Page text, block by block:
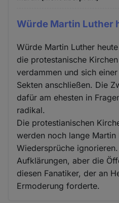
Würde Martin Luther
Würde Martin Luther
die protestanische
verdammen und sich
Sekten anschließen. Die
dafür am ehesten in
radikal.
Die protestianischen
werden noch lange
Wiedersprüche
Aufklärungen, aber die
diesen Fanatiker, der an
Ermoderung forderte.